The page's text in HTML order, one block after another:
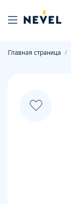
Главная страница